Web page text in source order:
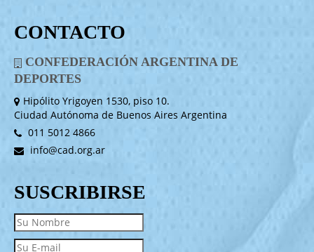
CONTACTO
CONFEDERACIÓN ARGENTINA DE
DEPORTES
Hipólito Yrigoyen 1530, piso 10.
Ciudad Autónoma de Buenos Aires Argentina
011 5012 4866
info@cad.org.ar
SUSCRIBIRSE